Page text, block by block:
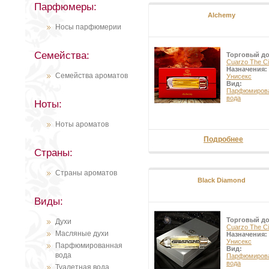
Парфюмеры:
Носы парфюмерии
Семейства:
Семейства ароматов
Ноты:
Ноты ароматов
Страны:
Страны ароматов
Виды:
Духи
Масляные духи
Парфюмированная
вода
Туалетная вода
В 2014 году испанский бренд
Alchemy
Торговый
Cuarzo The
Назначения:
Унисекс
Вид:
вода
Подробнее
Black Diamond
Торговый
Cuarzo The
Назначения:
Унисекс
Вид:
вода